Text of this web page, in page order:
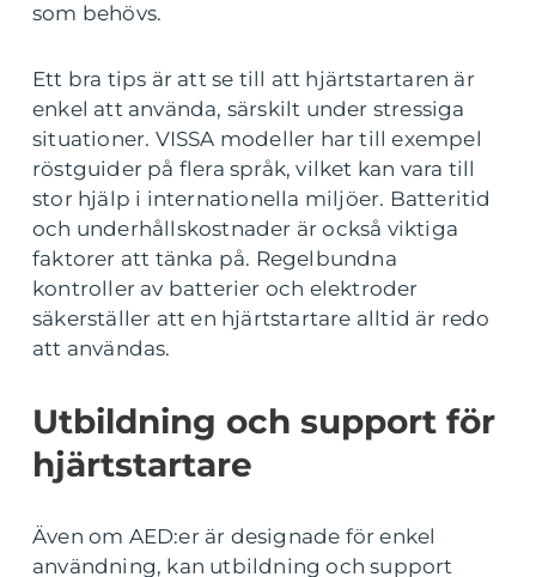
som behövs.
Ett bra tips är att se till att hjärtstartaren är
enkel att använda, särskilt under stressiga
situationer. VISSA modeller har till exempel
röstguider på flera språk, vilket kan vara till
stor hjälp i internationella miljöer. Batteritid
och underhållskostnader är också viktiga
faktorer att tänka på. Regelbundna
kontroller av batterier och elektroder
säkerställer att en hjärtstartare alltid är redo
att användas.
Utbildning och support för
hjärtstartare
Även om AED:er är designade för enkel
användning, kan utbildning och support